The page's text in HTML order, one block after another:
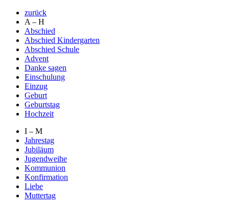
zurück
A – H
Abschied
Abschied Kindergarten
Abschied Schule
Advent
Danke sagen
Einschulung
Einzug
Geburt
Geburtstag
Hochzeit
I – M
Jahrestag
Jubiläum
Jugendweihe
Kommunion
Konfirmation
Liebe
Muttertag